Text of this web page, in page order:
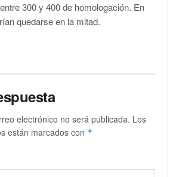
300 y 400 de homologación. En
quedarse en la mitad.
electrónico no será publicada. Los
están marcados con *